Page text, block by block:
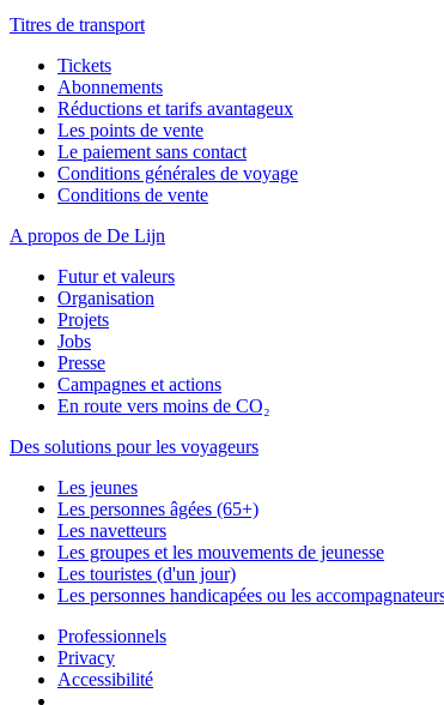
Titres de transport
Tickets
Abonnements
Réductions et tarifs avantageux
Les points de vente
Le paiement sans contact
Conditions générales de voyage
Conditions de vente
A propos de De Lijn
Futur et valeurs
Organisation
Projets
Jobs
Presse
Campagnes et actions
En route vers moins de CO₂
Des solutions pour les voyageurs
Les jeunes
Les personnes âgées (65+)
Les navetteurs
Les groupes et les mouvements de jeunesse
Les touristes (d'un jour)
Les personnes handicapées ou les
Professionnels
Privacy
Accessibilité